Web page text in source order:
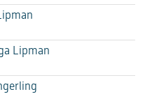
Lipman